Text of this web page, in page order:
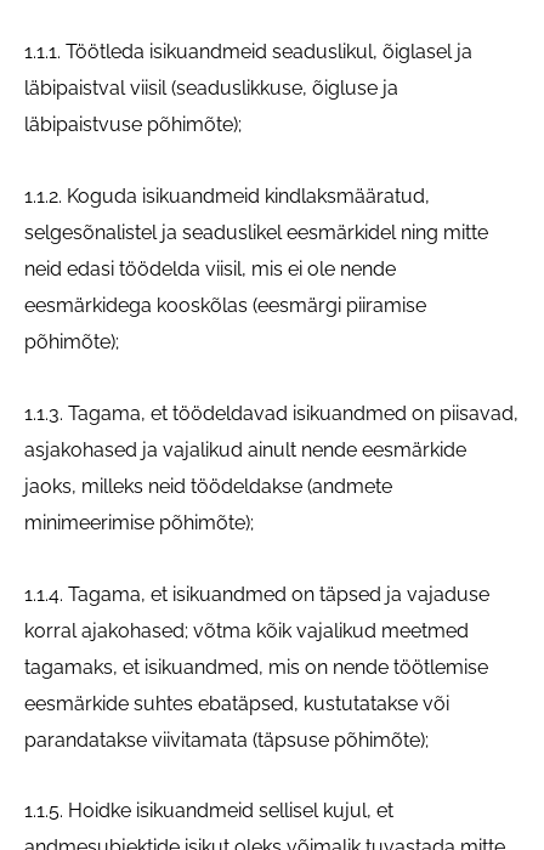
1.1.1. Töötleda isikuandmeid seaduslikul, õiglasel ja
läbipaistval viisil (seaduslikkuse, õigluse ja
läbipaistvuse põhimõte);
1.1.2. Koguda isikuandmeid kindlaksmääratud,
selgesõnalistel ja seaduslikel eesmärkidel ning mitte
neid edasi töödelda viisil, mis ei ole nende
eesmärkidega kooskõlas (eesmärgi piiramise
põhimõte);
1.1.3. Tagama, et töödeldavad isikuandmed on piisavad,
asjakohased ja vajalikud ainult nende eesmärkide
jaoks, milleks neid töödeldakse (andmete
minimeerimise põhimõte);
1.1.4. Tagama, et isikuandmed on täpsed ja vajaduse
korral ajakohased; võtma kõik vajalikud meetmed
tagamaks, et isikuandmed, mis on nende töötlemise
eesmärkide suhtes ebatäpsed, kustutatakse või
parandatakse viivitamata (täpsuse põhimõte);
1.1.5. Hoidke isikuandmeid sellisel kujul, et